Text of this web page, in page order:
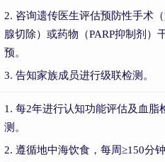
2. 咨询遗传医生评估预防性手术
腺切除）或药物（PARP抑制剂）
预。
3. 告知家族成员进行级联检测。
1. 每2年进行认知功能评估及血脂
测。
2. 遵循地中海饮食，每周≥150分